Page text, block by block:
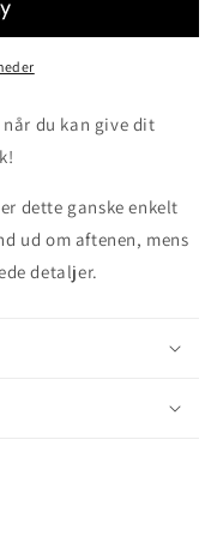
du kan give dit
dette ganske enkelt
ud om aftenen, mens
detaljer.